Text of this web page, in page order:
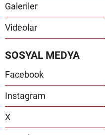
Galeriler
Videolar
SOSYAL MEDYA
Facebook
Instagram
X